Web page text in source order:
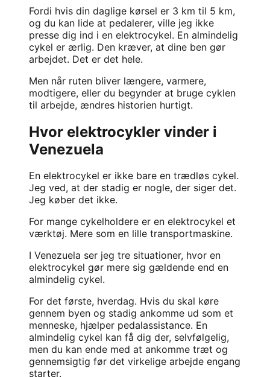
Fordi hvis din daglige kørsel er 3 km til 5 km,
og du kan lide at pedalerer, ville jeg ikke
presse dig ind i en elektrocykel. En almindelig
cykel er ærlig. Den kræver, at dine ben gør
arbejdet. Det er det hele.
Men når ruten bliver længere, varmere,
modtigere, eller du begynder at bruge cyklen
til arbejde, ændres historien hurtigt.
Hvor elektrocykler vinder i
Venezuela
En elektrocykel er ikke bare en trædløs cykel.
Jeg ved, at der stadig er nogle, der siger det.
Jeg køber det ikke.
For mange cykelholdere er en elektrocykel et
værktøj. Mere som en lille transportmaskine.
I Venezuela ser jeg tre situationer, hvor en
elektrocykel gør mere sig gældende end en
almindelig cykel.
For det første, hverdag. Hvis du skal køre
gennem byen og stadig ankomme ud som et
menneske, hjælper pedalassistance. En
almindelig cykel kan få dig der, selvfølgelig,
men du kan ende med at ankomme træt og
gennemsigtig før det virkelige arbejde engang
starter.